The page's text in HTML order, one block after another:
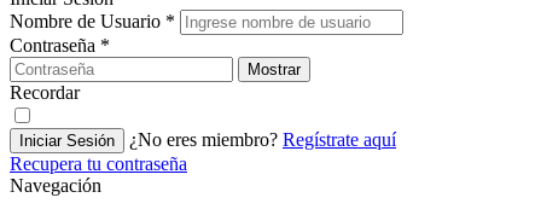
Nombre de Usuario *
Contraseña *
Mostrar
Recordar
Iniciar Sesión ¿No eres miembro? Regístrate aquí
Recupera tu contraseña
Navegación